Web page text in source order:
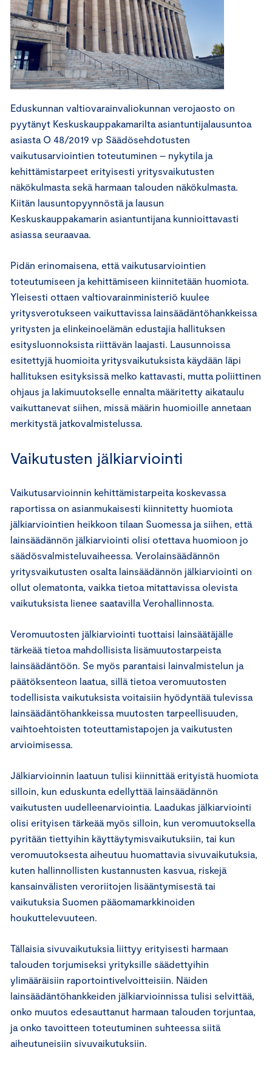
Eduskunnan valtiovarainvaliokunnan verojaosto on
pyytänyt Keskuskauppakamarilta asiantuntijalausuntoa
asiasta O 48/2019 vp Säädösehdotusten
vaikutusarviointien toteutuminen – nykytila ja
kehittämistarpeet erityisesti yritysvaikutusten
näkökulmasta sekä harmaan talouden näkökulmasta.
Kiitän lausuntopyynnöstä ja lausun
Keskuskauppakamarin asiantuntijana kunnioittavasti
asiassa seuraavaa.
Pidän erinomaisena, että vaikutusarviointien
toteutumiseen ja kehittämiseen kiinnitetään huomiota.
Yleisesti ottaen valtiovarainministeriö kuulee
yritysverotukseen vaikuttavissa lainsäädäntöhankkeissa
yritysten ja elinkeinoelämän edustajia hallituksen
esitysluonnoksista riittävän laajasti. Lausunnoissa
esitettyjä huomioita yritysvaikutuksista käydään läpi
hallituksen esityksissä melko kattavasti, mutta poliittinen
ohjaus ja lakimuutokselle ennalta määritetty aikataulu
vaikuttanevat siihen, missä määrin huomioille annetaan
merkitystä jatkovalmistelussa.
Vaikutusten jälkiarviointi
Vaikutusarvioinnin kehittämistarpeita koskevassa
raportissa on asianmukaisesti kiinnitetty huomiota
jälkiarviointien heikkoon tilaan Suomessa ja siihen, että
lainsäädännön jälkiarviointi olisi otettava huomioon jo
säädösvalmisteluvaiheessa. Verolainsäädännön
yritysvaikutusten osalta lainsäädännön jälkiarviointi on
ollut olematonta, vaikka tietoa mitattavissa olevista
vaikutuksista lienee saatavilla Verohallinnosta.
Veromuutosten jälkiarviointi tuottaisi lainsäätäjälle
tärkeää tietoa mahdollisista lisämuutostarpeista
lainsäädäntöön. Se myös parantaisi lainvalmistelun ja
päätöksenteon laatua, sillä tietoa veromuutosten
todellisista vaikutuksista voitaisiin hyödyntää tulevissa
lainsäädäntöhankkeissa muutosten tarpeellisuuden,
vaihtoehtoisten toteuttamistapojen ja vaikutusten
arvioimisessa.
Jälkiarvioinnin laatuun tulisi kiinnittää erityistä huomiota
silloin, kun eduskunta edellyttää lainsäädännön
vaikutusten uudelleenarviointia. Laadukas jälkiarviointi
olisi erityisen tärkeää myös silloin, kun veromuutoksella
pyritään tiettyihin käyttäytymisvaikutuksiin, tai kun
veromuutoksesta aiheutuu huomattavia sivuvaikutuksia,
kuten hallinnollisten kustannusten kasvua, riskejä
kansainvälisten veroriitojen lisääntymisestä tai
vaikutuksia Suomen pääomamarkkinoiden
houkuttelevuuteen.
Tällaisia sivuvaikutuksia liittyy erityisesti harmaan
talouden torjumiseksi yrityksille säädettyihin
ylimääräisiin raportointivelvoitteisiin. Näiden
lainsäädäntöhankkeiden jälkiarvioinnissa tulisi selvittää,
onko muutos edesauttanut harmaan talouden torjuntaa,
ja onko tavoitteen toteutuminen suhteessa siitä
aiheutuneisiin sivuvaikutuksiin.